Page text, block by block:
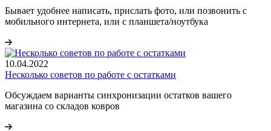
Бывает удобнее написать, прислать фото, или позвонить с
мобильного интернета, или с планшета/ноутбука
10.04.2022
Несколько советов по работе с остатками
Обсуждаем варианты синхронизации остатков вашего
магазина со складов ковров